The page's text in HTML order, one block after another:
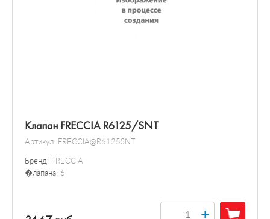
Клапан FRECCIA R6125/SNT
Артикул: FRECCIA@R6125SNT
Бренд: FRECCIA
�лапана: 6
+